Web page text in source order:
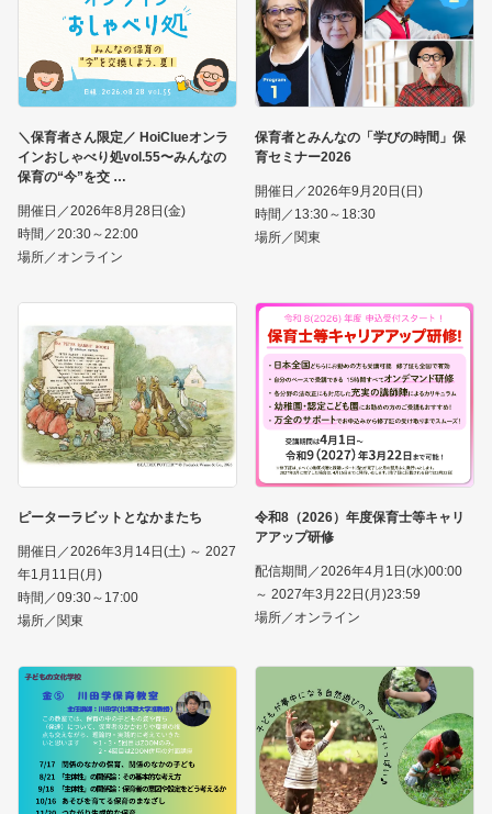
＼保育者さん限定／ HoiClueオンラ
インおしゃべり処vol.55〜みんなの
保育の“今”を交
開催日／2026年8月28日(金)
時間／20:30～22:00
場所／オンライン
保育者とみんなの「学びの時間」保
育セミナー2026
開催日／2026年9月20日(日)
時間／13:30～18:30
場所／関東
ピーターラビットとなかまたち
開催日／2026年3月14日(土) ～ 2027
年1月11日(月)
時間／09:30～17:00
場所／関東
令和8（2026）年度保育士等キャリ
アアップ研修
配信期間／2026年4月1日(水)00:00
～ 2027年3月22日(月)23:59
場所／オンライン